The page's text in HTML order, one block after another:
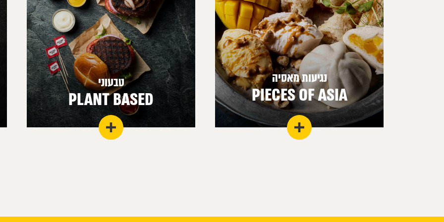
נגיעות מאסיה
PIECES OF ASIA
מסורת של בישול המבוסס על פשטות ותחכום
בשימוש ירקות, עוף, בשר ותבלינים מופלאים עם
קסם ייחודי.
טבעוני
PLANT BASED
זה כבר לא טרנד. חומרי גלם מעולים להרכבת מנות
בטעם עוצמתי ונפלא עד כדי כך שאין געגוע לבשר.